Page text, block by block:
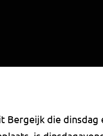
Bergeijk die